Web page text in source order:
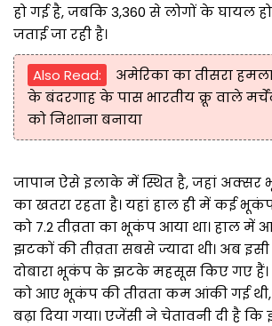
हो गई है, जबकि 3,360 से लोगों के घायल
जताई जा रही है।
Also Read:
अमेरिका का तीसरा
के बंदरगाह के पास भारतीय क्रू वाले
को निशाना बनाया
जापान ऐसे इलाके में स्थित है, जहां
का खतरा रहता है। यहां हाल ही में कई
को 7.2 तीव्रता का भूकंप आया था। हाल
झटकों की तीव्रता सबसे ज्यादा थी। अब
दोबारा भूकंप के झटके महसूस किए गए
को आए भूकंप की तीव्रता कम आंकी गई
बढ़ा दिया गया। एजेंसी ने चेतावनी दी है